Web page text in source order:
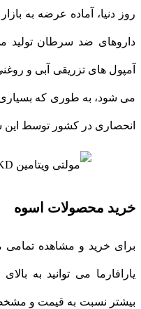
روز دنیا، آماده عرضه به
داروهای ضد سرطان تولید
آمپول های تزریقی آبی و روغنی
می شود، به طوری كه بسیاری
انحصاری در كشور توسط
خرید محصولات اسوه
برای خرید و مشاهده تمامی
یارافارما می توانید به
بیشتر نسبت به قیمت و